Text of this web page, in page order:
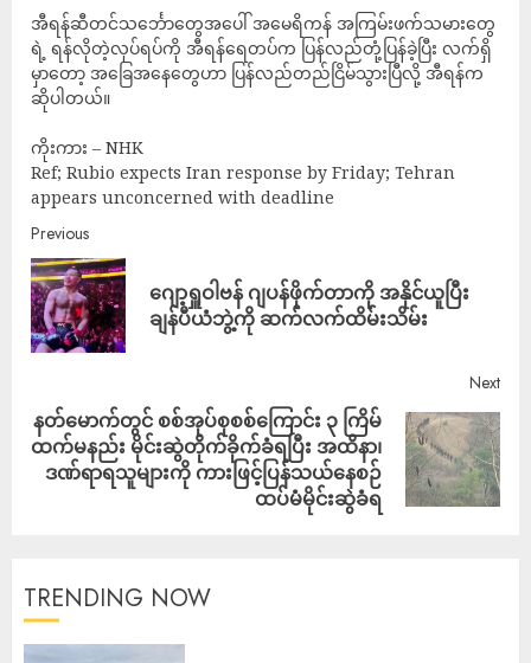
အီရန်ဆီတင်သင်္ဘောတွေအပေါ် အမေရိကန် အကြမ်းဖက်သမားတွေ
ရဲ့ ရန်လိုတဲ့လုပ်ရပ်ကို အီရန်ရေတပ်က ပြန်လည်တုံ့ပြန်ခဲ့ပြီး လက်ရှိ
မှာတော့ အခြေအနေတွေဟာ ပြန်လည်တည်ငြိမ်သွားပြီလို့ အီရန်က
ဆိုပါတယ်။
ကိုးကား – NHK
Ref; Rubio expects Iran response by Friday; Tehran
appears unconcerned with deadline
Previous
ဂျော့ရှူဝါဗန် ဂျပန်ဖိုက်တာကို အနိုင်ယူပြီး
ချန်ပီယံဘွဲ့ကို ဆက်လက်ထိမ်းသိမ်း
Next
နတ်မောက်တွင် စစ်အုပ်စုစစ်ကြောင်း ၃ ကြိမ်
ထက်မနည်း မိုင်းဆွဲတိုက်ခိုက်ခံရပြီး အထိနာ၊
ဒဏ်ရာရသူများကို ကားဖြင့်ပြန်သယ်နေစဉ်
ထပ်မံမိုင်းဆွဲခံရ
TRENDING NOW